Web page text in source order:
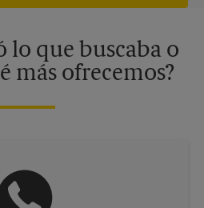
lo que buscaba o
más ofrecemos?